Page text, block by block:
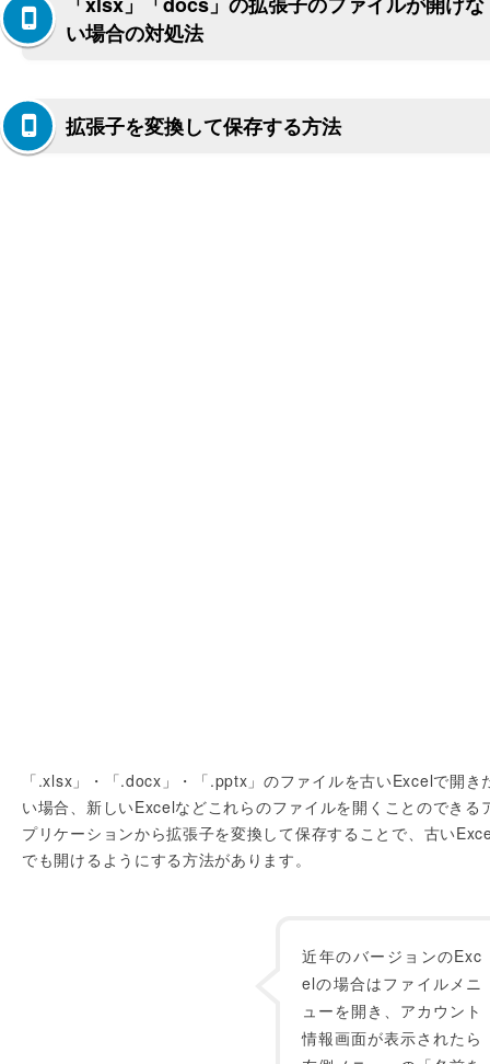
い場合の対処法
拡張子を変換して保存する方法
「.xlsx」・「.docx」・「.pptx」のファイルを古いExcelで開き
い場合、新しいExcelなどこれらのファイルを開くことのできる
プリケーションから拡張子を変換して保存することで、古い
でも開けるようにする方法があります。
近年のバージョンのExc
elの場合はファイルメニ
ューを開き、アカウント
情報画面が表示されたら